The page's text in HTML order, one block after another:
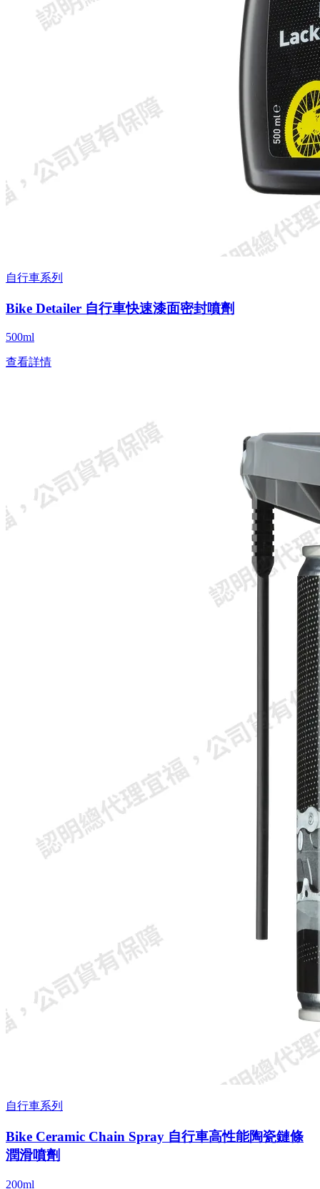
自行車系列
Bike Detailer 自行車快速漆面密封噴劑
500ml
查看詳情
自行車系列
Bike Ceramic Chain Spray 自行車高性能陶瓷鏈條
潤滑噴劑
200ml